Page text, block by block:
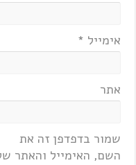
אימייל *
אתר
שמור בדפדפן זה את
השם, האימייל והאתר